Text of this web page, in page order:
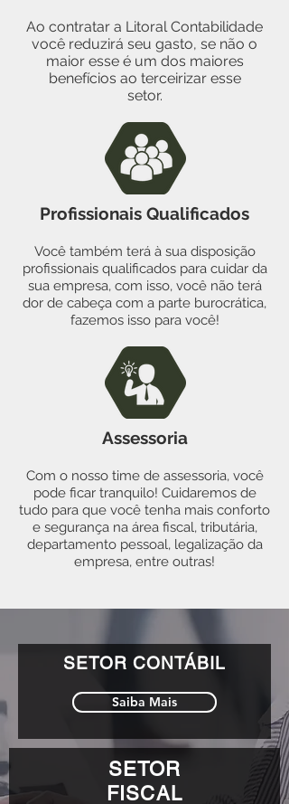
Ao contratar a Litoral Contabilidade
você reduzirá seu gasto, se não o
maior esse é um dos maiores
benefícios ao terceirizar esse
setor.
Profissionais Qualificados
Você também terá à sua disposição
profissionais qualificados para cuidar da
sua empresa, com isso, você não terá
dor de cabeça com a parte burocrática,
fazemos isso para você!
Assessoria
Com o nosso time de assessoria, você
pode ficar tranquilo! Cuidaremos de
tudo para que você tenha mais conforto
e segurança na área fiscal, tributária,
departamento pessoal, legalização da
empresa, entre outras!
SETOR CONTÁBIL
Saiba Mais
SETOR
FISCAL